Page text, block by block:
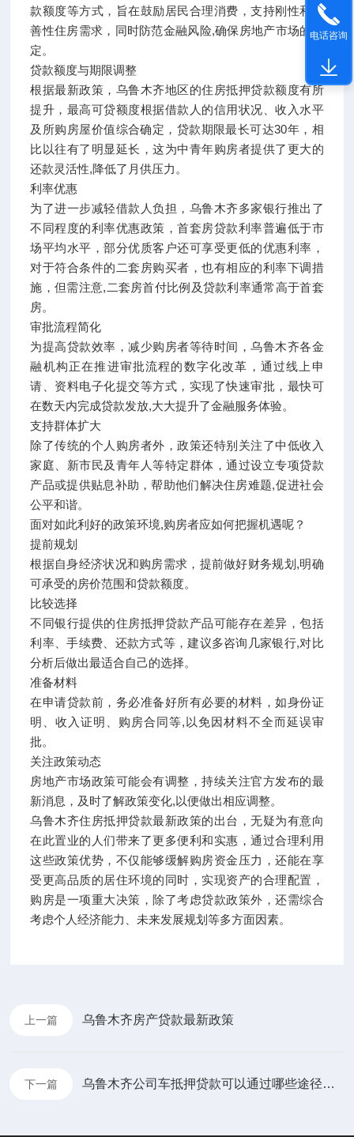
款额度等方式，旨在鼓励居民合理消费，支持刚性和改
善性住房需求，同时防范金融风险,确保房地产市场的稳
定。
贷款额度与期限调整
根据最新政策，乌鲁木齐地区的住房抵押贷款额度有所
提升，最高可贷额度根据借款人的信用状况、收入水平
及所购房屋价值综合确定，贷款期限最长可达30年，相
比以往有了明显延长，这为中青年购房者提供了更大的
还款灵活性,降低了月供压力。
利率优惠
为了进一步减轻借款人负担，乌鲁木齐多家银行推出了
不同程度的利率优惠政策，首套房贷款利率普遍低于市
场平均水平，部分优质客户还可享受更低的优惠利率，
对于符合条件的二套房购买者，也有相应的利率下调措
施，但需注意,二套房首付比例及贷款利率通常高于首套
房。
审批流程简化
为提高贷款效率，减少购房者等待时间，乌鲁木齐各金
融机构正在推进审批流程的数字化改革，通过线上申
请、资料电子化提交等方式，实现了快速审批，最快可
在数天内完成贷款发放,大大提升了金融服务体验。
支持群体扩大
除了传统的个人购房者外，政策还特别关注了中低收入
家庭、新市民及青年人等特定群体，通过设立专项贷款
产品或提供贴息补助，帮助他们解决住房难题,促进社会
公平和谐。
面对如此利好的政策环境,购房者应如何把握机遇呢？
提前规划
根据自身经济状况和购房需求，提前做好财务规划,明确
可承受的房价范围和贷款额度。
比较选择
不同银行提供的住房抵押贷款产品可能存在差异，包括
利率、手续费、还款方式等，建议多咨询几家银行,对比
分析后做出最适合自己的选择。
准备材料
在申请贷款前，务必准备好所有必要的材料，如身份证
明、收入证明、购房合同等,以免因材料不全而延误审
批。
关注政策动态
房地产市场政策可能会有调整，持续关注官方发布的最
新消息，及时了解政策变化,以便做出相应调整。
乌鲁木齐住房抵押贷款最新政策的出台，无疑为有意向
在此置业的人们带来了更多便利和实惠，通过合理利用
这些政策优势，不仅能够缓解购房资金压力，还能在享
受更高品质的居住环境的同时，实现资产的合理配置，
购房是一项重大决策，除了考虑贷款政策外，还需综合
考虑个人经济能力、未来发展规划等多方面因素。
上一篇 乌鲁木齐房产贷款最新政策
下一篇 乌鲁木齐公司车抵押贷款可以通过哪些途径办理
电话咨询